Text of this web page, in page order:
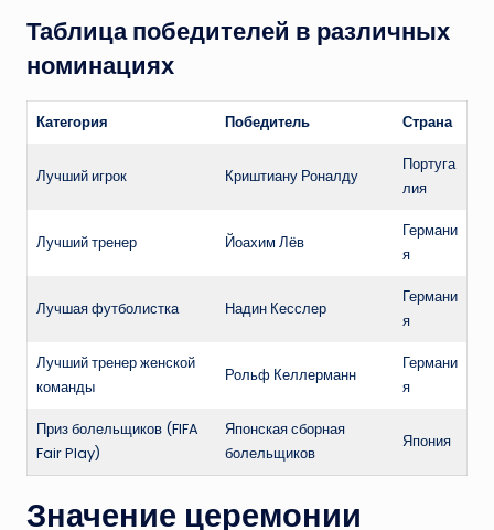
Таблица победителей в различных
номинациях
Категория Победитель Страна
Лучший игрок Криштиану Роналду
Португа
лия
Лучший тренер Йоахим Лёв
Германи
я
Лучшая футболистка Надин Кесслер
Германи
я
Лучший тренер женской
команды
Рольф Келлерманн
Германи
я
Приз болельщиков (FIFA
Fair Play)
Японская сборная
болельщиков
Япония
Значение церемонии